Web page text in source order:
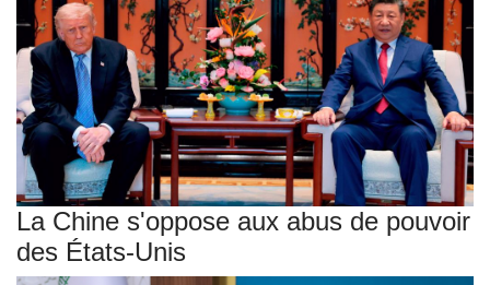
La Chine s'oppose aux abus de pouvoir
des États-Unis